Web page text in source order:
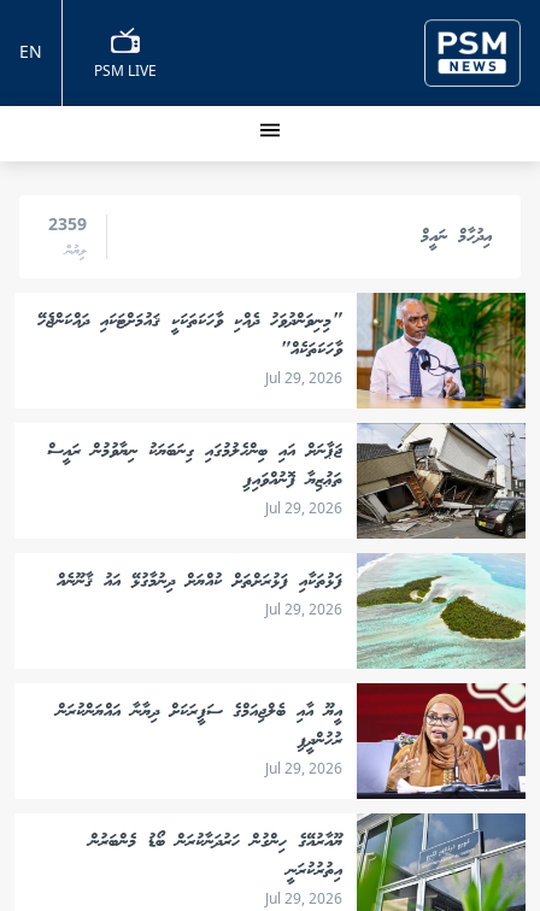
PSM LIVE
EN
އިދުހާމް ނައީމް 2359
ލިޔުން
"މިނިވަންދުވަހު ދެއްކި ވާހަކަތަކަކީ ޤައުމަށްޓަކައި ދައްކަންޖެހޭ
ވާހަކަތަކެއް"
Jul 29, 2026
ޖަޕާނަށް އައި ބިންހެލުމުގައި ގިނަބަޔަކު ނިޔާވުމުން ރައީސް
ތަޢުޒިޔާ ފޮނުއްވައިފި
Jul 29, 2026
ފަޅުތަކާއި ފަޅުރަށްތަށް ކުއްޔަށް ދިނުމާގުޅޭ އައު ޤާނޫނެއް
Jul 29, 2026
އީޔޫ އާއި ބެލްޖިއަމްގެ ސަފީރަކަށް ދިޔާނާ އައްޔަންކުރަން
ރުހުންދީފި
Jul 29, 2026
ޔޫއާރުއޭގެ ހިންގުން ހަރުދަނާކުރަން ބޯޑު މެންބަރުން
އިތުރުކުރަނީ
Jul 29, 2026